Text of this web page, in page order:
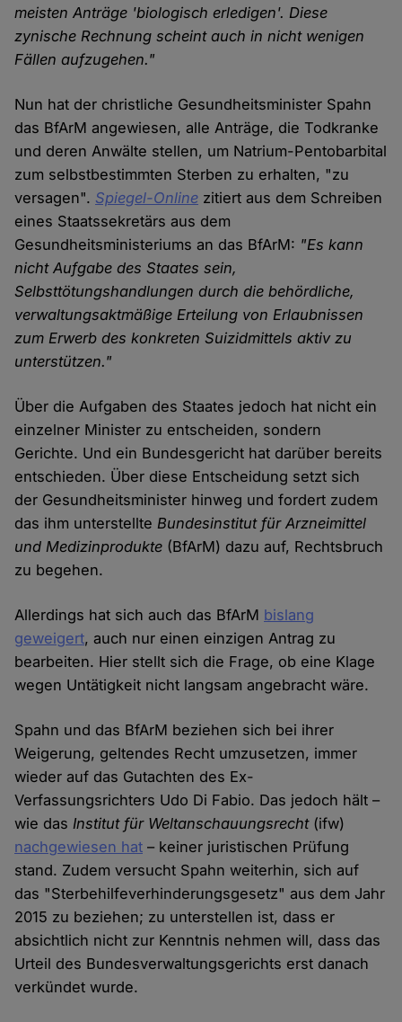
meisten Anträge 'biologisch erledigen'. Diese
zynische Rechnung scheint auch in nicht wenigen
Fällen aufzugehen."
Nun hat der christliche Gesundheitsminister Spahn
das BfArM angewiesen, alle Anträge, die Todkranke
und deren Anwälte stellen, um Natrium-Pentobarbital
zum selbstbestimmten Sterben zu erhalten, "zu
versagen". Spiegel-Online zitiert aus dem Schreiben
eines Staatssekretärs aus dem
Gesundheitsministeriums an das BfArM: "Es kann
nicht Aufgabe des Staates sein,
Selbsttötungshandlungen durch die behördliche,
verwaltungsaktmäßige Erteilung von Erlaubnissen
zum Erwerb des konkreten Suizidmittels aktiv zu
unterstützen."
Über die Aufgaben des Staates jedoch hat nicht ein
einzelner Minister zu entscheiden, sondern
Gerichte. Und ein Bundesgericht hat darüber bereits
entschieden. Über diese Entscheidung setzt sich
der Gesundheitsminister hinweg und fordert zudem
das ihm unterstellteBundesinstitut für Arzneimittel
und Medizinprodukte (BfArM) dazu auf, Rechtsbruch
zu begehen.
Allerdings hat sich auch das BfArM bislang
geweigert, auch nur einen einzigen Antrag zu
bearbeiten. Hier stellt sich die Frage, ob eine Klage
wegen Untätigkeit nicht langsam angebracht wäre.
Spahn und das BfArM beziehen sich bei ihrer
Weigerung, geltendes Recht umzusetzen, immer
wieder auf das Gutachten des Ex-
Verfassungsrichters Udo Di Fabio. Das jedoch hält –
wie dasInstitut für Weltanschauungsrecht(ifw)
nachgewiesen hat – keiner juristischen Prüfung
stand. Zudem versucht Spahn weiterhin, sich auf
das "Sterbehilfeverhinderungsgesetz" aus dem Jahr
2015 zu beziehen; zu unterstellen ist, dass er
absichtlich nicht zur Kenntnis nehmen will, dass das
Urteil des Bundesverwaltungsgerichts erst danach
verkündet wurde.